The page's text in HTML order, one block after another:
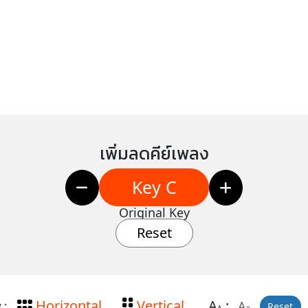
เพิ่มลดคีย์เพลง
Key C
Original Key
Reset